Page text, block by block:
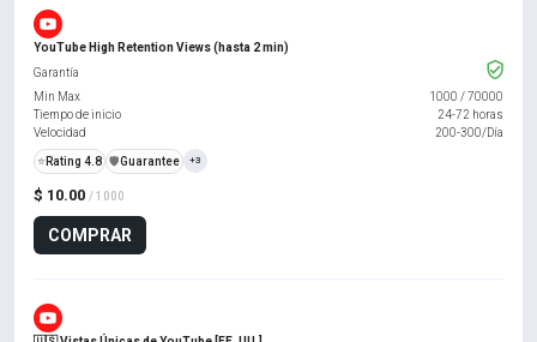
YouTube High Retention Views (hasta 2 min)
$ 10.00 / 1000
COMPRAR
Garantía
Min Max
1000 /70000
Tiempo de inicio
24-72 horas
Velocidad
200-300/Día
⭐ Rating 4.8 ️🛡️Guarantee +3